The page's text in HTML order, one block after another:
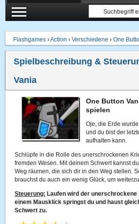
Flashgames ›Action ›Verschiedene ›One
Spielbeschreibung &
Vania
One Button
spielen
Oje, die Erde
und du bist der
aufhalten kann.
Schlüpfe in die Rolle des unerschrockenen
fremden Wesen. Mit deinem Schwert kannst
Weg räumen, die sich dir in den Weg stellen.
brauchst du auch ein wenig Glück, um
Steuerung: Laufen wird der unerschrockene
einem Mausklick springst du und haust
Schwert zu.